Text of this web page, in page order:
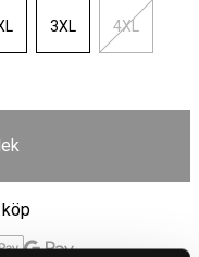
3XL 4XL
kr